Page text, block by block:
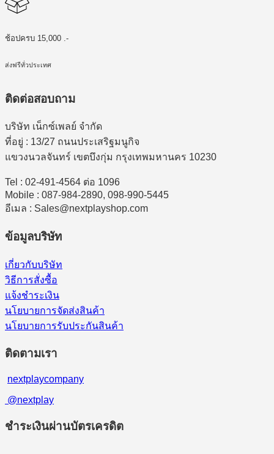
ช้อปครบ 15,000 .-
ส่งฟรีทั่วประเทศ
ติดต่อสอบถาม
บริษัท เน็กซ์เพลย์ จำกัด
ที่อยู่ : 13/27 ถนนประเสริฐมนูกิจ
แขวงนวลจันทร์ เขตบึงกุ่ม กรุงเทพมหานคร 10230
Tel : 02-491-4564 ต่อ 1096
Mobile : 087-984-2890, 098-990-5445
อีเมล : Sales@nextplayshop.com
ข้อมูลบริษัท
เกี่ยวกับบริษัท
วิธีการสั่งซื้อ
แจ้งชำระเงิน
นโยบายการจัดส่งสินค้า
นโยบายการรับประกันสินค้า
ติดตามเรา
nextplaycompany
@nextplay
ชำระเงินผ่านบัตรเครดิต